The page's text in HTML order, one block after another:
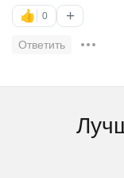
👍 0 +
Ответить